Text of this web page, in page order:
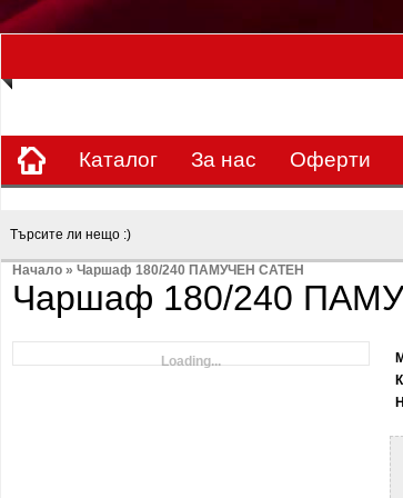
Каталог За нас Оферти
Начало » Чаршаф 180/240 ПАМУЧЕН САТЕН
Чаршаф 180/240
Loading...